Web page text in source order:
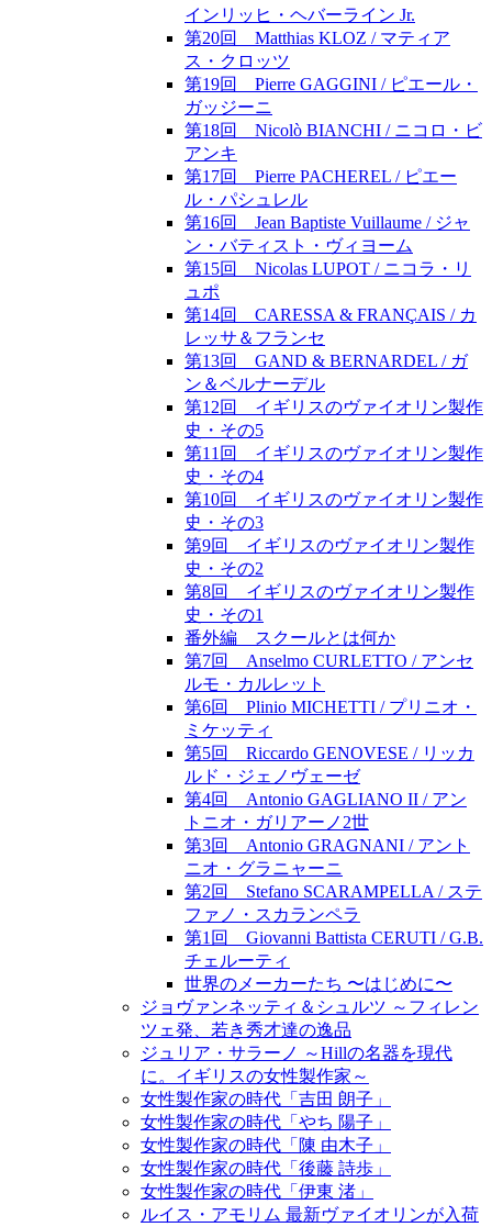
インリッヒ・ヘバーライン Jr.
第20回 Matthias KLOZ / マティア
ス・クロッツ
第19回 Pierre GAGGINI / ピエール・
ガッジーニ
第18回 Nicolò BIANCHI / ニコロ・ビ
アンキ
第17回 Pierre PACHEREL / ピエー
ル・パシュレル
第16回 Jean Baptiste Vuillaume / ジャ
ン・バティスト・ヴィヨーム
第15回 Nicolas LUPOT / ニコラ・リ
ュポ
第14回 CARESSA & FRANÇAIS / カ
レッサ＆フランセ
第13回 GAND & BERNARDEL / ガ
ン＆ベルナーデル
第12回 イギリスのヴァイオリン製作
史・その5
第11回 イギリスのヴァイオリン製作
史・その4
第10回 イギリスのヴァイオリン製作
史・その3
第9回 イギリスのヴァイオリン製作
史・その2
第8回 イギリスのヴァイオリン製作
史・その1
番外編 スクールとは何か
第7回 Anselmo CURLETTO / アンセ
ルモ・カルレット
第6回 Plinio MICHETTI / プリニオ・
ミケッティ
第5回 Riccardo GENOVESE / リッカ
ルド・ジェノヴェーゼ
第4回 Antonio GAGLIANO II / アン
トニオ・ガリアーノ2世
第3回 Antonio GRAGNANI / アント
ニオ・グラニャーニ
第2回 Stefano SCARAMPELLA / ステ
ファノ・スカランペラ
第1回 Giovanni Battista CERUTI / G.B.
チェルーティ
世界のメーカーたち 〜はじめに〜
ジョヴァンネッティ＆シュルツ ～フィレン
ツェ発、若き秀才達の逸品
ジュリア・サラーノ ～Hillの名器を現代
に。イギリスの女性製作家～
女性製作家の時代「吉田 朗子」
女性製作家の時代「やち 陽子」
女性製作家の時代「陳 由木子」
女性製作家の時代「後藤 詩歩」
女性製作家の時代「伊東 渚」
ルイス・アモリム 最新ヴァイオリンが入荷